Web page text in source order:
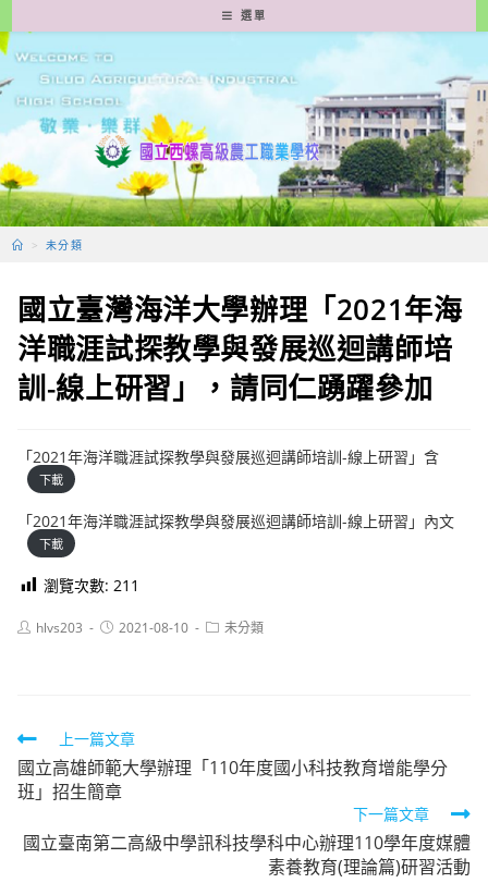
轉
至
要
容
選單
> 未分類
國立臺灣海洋大學辦理「2021年海
洋職涯試探教學與發展巡迴講師培
訓-線上研習」，請同仁踴躍參加
「2021年海洋職涯試探教學與發展巡迴講師培訓-線上研習」含
下載
「2021年海洋職涯試探教學與發展巡迴講師培訓-線上研習」內文
下載
瀏覽次數: 211
Posthlvs203
Post2021-08-10
Post未分類
Read
more
articles
上一篇文章
國立高雄師範大學辦理「110年度國小科技教育增能學分
班」招生簡章
下一篇文章
國立臺南第二高級中學訊科技學科中心辦理110學年度媒體
素養教育(理論篇)研習活動